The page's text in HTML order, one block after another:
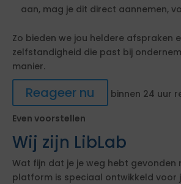
aan, mag je dit direct aannemen,
Zo bieden we jou heldere afspraken
zelfstandigheid die past bij
manier.
Reageer nu
binnen 24 uur
Even voorstellen
Wij zijn LibLab
Wat fijn dat je je weg hebt gevonden
platform is speciaal ontwikkeld voor